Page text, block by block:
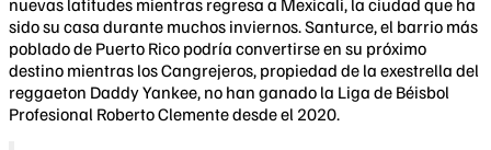
sido su casa durante muchos inviernos. Santurce, el barrio más
poblado de Puerto Rico podría convertirse en su próximo
destino mientras los Cangrejeros, propiedad de la exestrella del
reggaeton Daddy Yankee, no han ganado la Liga de Béisbol
Profesional Roberto Clemente desde el 2020.